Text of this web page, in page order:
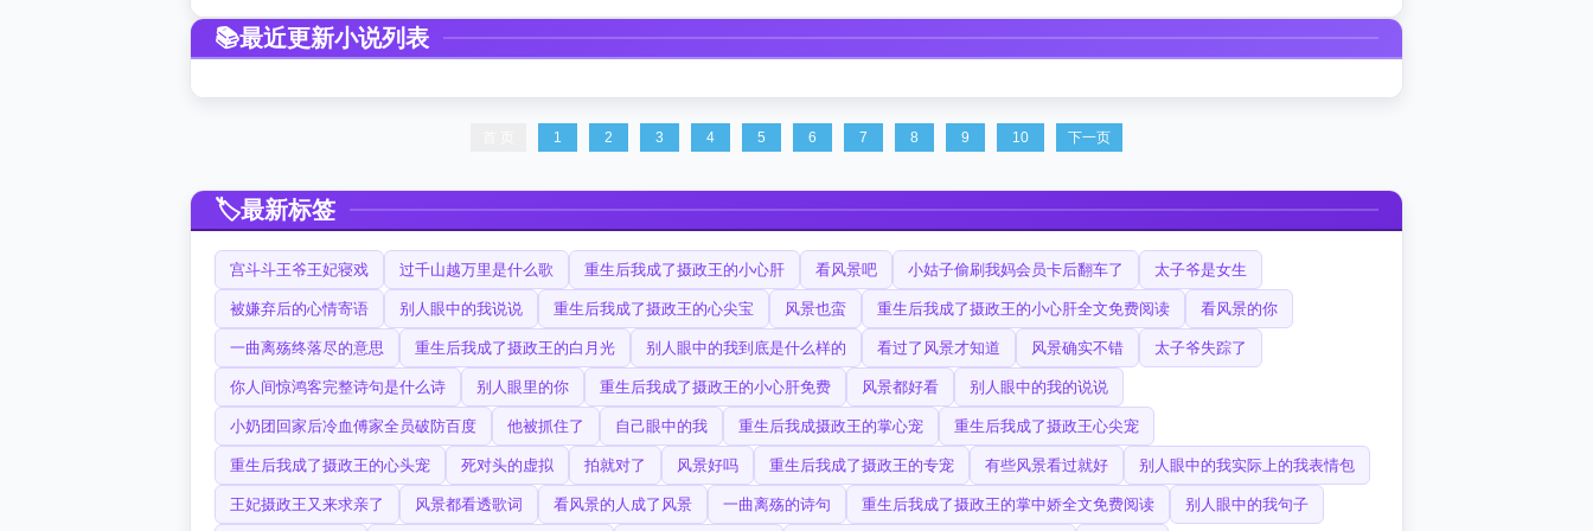
最近更新小说列表
1 2 3 4 5 6 7 8 9 10 下一页
最新标签
宫斗斗王爷王妃寝戏 过千山越万里是什么歌 重生后我成了摄政王的小心肝 看风景吧 小姑子偷刷我妈会员卡后翻车了 太子爷是女生
被嫌弃后的心情寄语 别人眼中的我说说 重生后我成了摄政王的心尖宝 风景也蛮 重生后我成了摄政王的小心肝全文免费阅读 看风景的你
一曲离殇终落尽的意思 重生后我成了摄政王的白月光 别人眼中的我到底是什么样的 看过了风景才知道 风景确实不错 太子爷失踪了
你人间惊鸿客完整诗句是什么诗 别人眼里的你 重生后我成了摄政王的小心肝免费 风景都好看 别人眼中的我的说说
小奶团回家后冷血傅家全员破防百度 他被抓住了 自己眼中的我 重生后我成摄政王的掌心宠 重生后我成了摄政王心尖宠
重生后我成了摄政王的心头宠 死对头的虚拟 拍就对了 风景好吗 重生后我成了摄政王的专宠 有些风景看过就好 别人眼中的我实际上的我表情包
王妃摄政王又来求亲了 风景都看透歌词 看风景的人成了风景 一曲离殇的诗句 重生后我成了摄政王的掌中娇全文免费阅读 别人眼中的我句子